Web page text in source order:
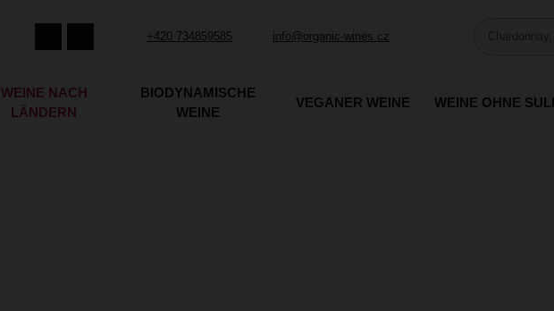
+420 734859585 info@organic-wines.cz
WEINE NACH
LÄNDERN
BIODYNAMISCHE
WEINE
VEGANER WEINE WEINE OHNE